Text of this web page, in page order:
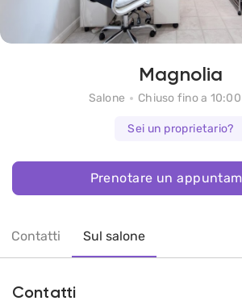
Magnolia
Salone Chiuso fino a 10:00
Sei un proprietario?
Prenotare un
Contatti Sul salone
Contatti